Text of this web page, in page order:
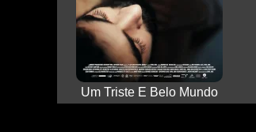
Um Triste E Belo Mundo